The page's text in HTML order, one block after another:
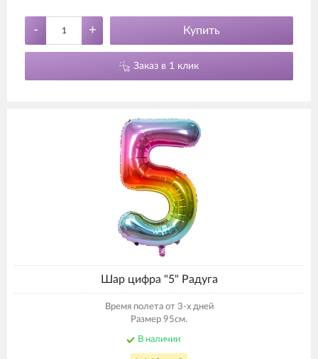
- + Купить
Заказ в 1 клик
Шар цифра "5" Радуга
Время полета от 3-х дней
Размер 95см.
В наличии